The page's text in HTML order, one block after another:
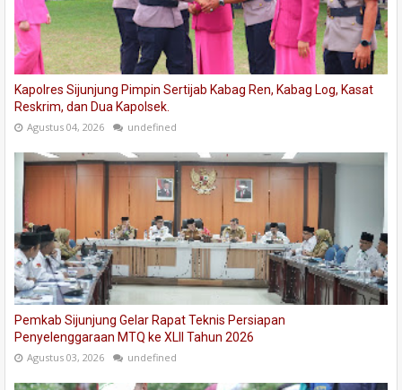
Kapolres Sijunjung Pimpin Sertijab Kabag Ren, Kabag Log, Kasat
Reskrim, dan Dua Kapolsek.
Agustus 04, 2026 undefined
Pemkab Sijunjung Gelar Rapat Teknis Persiapan
Penyelenggaraan MTQ ke XLII Tahun 2026
Agustus 03, 2026 undefined